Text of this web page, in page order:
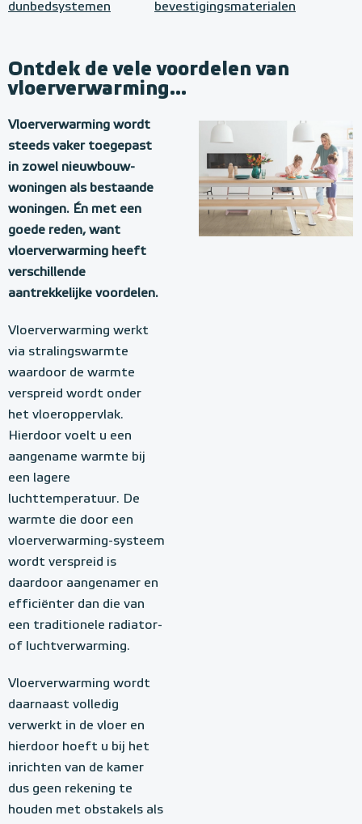
dunbedsystemen
bevestigingsmaterialen
Ontdek de vele voordelen van
vloerverwarming...
Vloerverwarming wordt
steeds vaker toegepast
in zowel nieuwbouw-
woningen als bestaande
woningen. Én met een
goede reden, want
vloerverwarming heeft
verschillende
aantrekkelijke voordelen.
Vloerverwarming werkt
via stralingswarmte
waardoor de warmte
verspreid wordt onder
het vloeroppervlak.
Hierdoor voelt u een
aangename warmte bij
een lagere
luchttemperatuur. De
warmte die door een
vloerverwarming-systeem
wordt verspreid is
daardoor aangenamer en
efficiënter dan die van
een traditionele radiator-
of luchtverwarming.
Vloerverwarming wordt
daarnaast volledig
verwerkt in de vloer en
hierdoor hoeft u bij het
inrichten van de kamer
dus geen rekening te
houden met obstakels als